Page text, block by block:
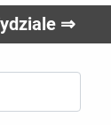
⇒